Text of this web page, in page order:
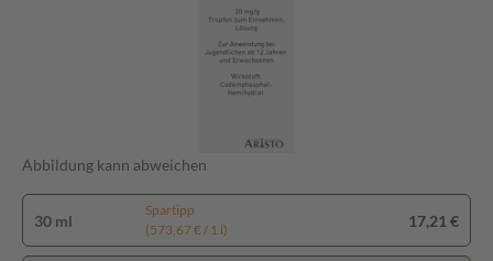
Abbildung kann abweichen
30 ml
Spartipp
(573,67 € / 1 l)
17,21 €